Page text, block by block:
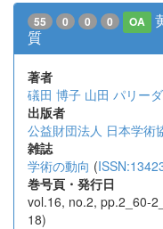
55 0 0 0 OA
質
著者
礒田 博子 山田 パリーダ
出版者
公益財団法人 日本学術
雑誌
学術の動向 (
巻号頁・発行日
vol.16, no.2, pp.2_60-
18)